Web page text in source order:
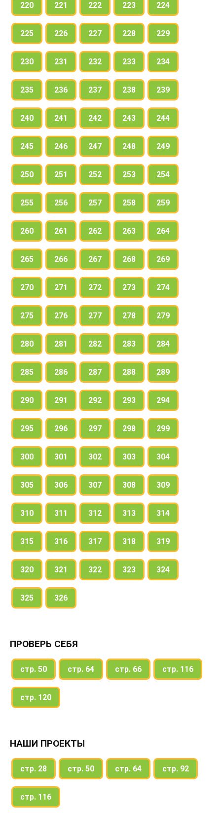
220 221 222 223 224
225 226 227 228 229
230 231 232 233 234
235 236 237 238 239
240 241 242 243 244
245 246 247 248 249
250 251 252 253 254
255 256 257 258 259
260 261 262 263 264
265 266 267 268 269
270 271 272 273 274
275 276 277 278 279
280 281 282 283 284
285 286 287 288 289
290 291 292 293 294
295 296 297 298 299
300 301 302 303 304
305 306 307 308 309
310 311 312 313 314
315 316 317 318 319
320 321 322 323 324
325 326
ПРОВЕРЬ СЕБЯ
стр. 50 стр. 64 стр. 66 стр. 116
стр. 120
НАШИ ПРОЕКТЫ
стр. 28 стр. 50 стр. 64 стр. 92
стр. 116